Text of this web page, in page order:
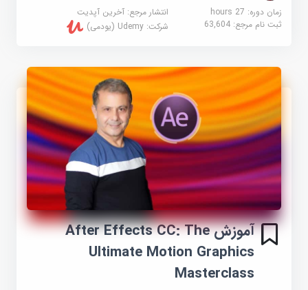
زمان دوره: 27 hours
انتشار مرجع:آخرین آپدیت
ثبت نام مرجع:63,604 شرکت:Udemy (یودمی)
آموزش After Effects CC: The
Ultimate Motion Graphics
Masterclass